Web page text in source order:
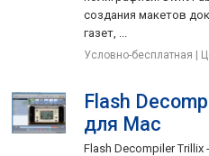
создания макетов
газет, ...
Условно-бесплатная |
Flash
для Mac
Flash Decompiler